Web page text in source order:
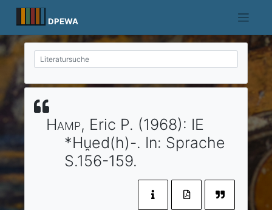
content
DPEWA
Hamp, Eric P. (1968): IE
*Hu̯ed(h)-. In: Sprache
S.156-159.